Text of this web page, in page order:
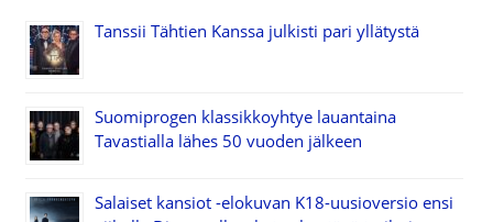
Tanssii Tähtien Kanssa julkisti pari yllätystä
Suomiprogen klassikkoyhtye lauantaina
Tavastialla lähes 50 vuoden jälkeen
Salaiset kansiot -elokuvan K18-uusioversio ensi